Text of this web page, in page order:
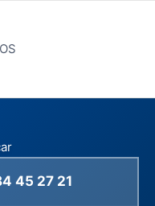
45 27 21